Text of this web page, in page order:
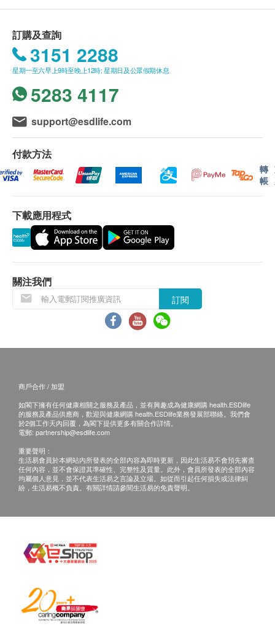
訂購及查詢
3151 2288
星期一至六早上9時至晚上12時; 星期日及公眾假期休息
5283 4117
support@esdlife.com
付款方法
轉
帳
下載應用程式
關注我們
訂閱
商戶合作 / 加盟
如閣下擁有任何健康相關之服務及產品，並有興趣成為健康網購 health.ESDlife
的服務及產品供應商，歡迎與健康網購 health.ESDlife業務發展部聯絡。我們會
於2個工作天內回覆，為閣下提供更多有關合作詳情。
電郵: partnership@esdlife.com
重要聲明：
生活易會員於本網站內所發表的全部內容為即時更新，因此生活易不會預先審查
任何內容，並不會保證其準確性、完整性及質量。此外，會員所發表的全部內容
均屬個人意見，並不代表生活易之言論及立場。如從而引起任何損失或法律糾
紛，生活易概不負責。有關詳情請參閱生活易的免責聲明。